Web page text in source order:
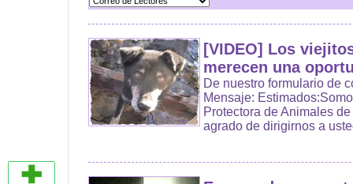
[VIDEO] Los
merecen una
De nuestro formulario de
Mensaje:
Protectora de Animales
agrado de dirigirnos a